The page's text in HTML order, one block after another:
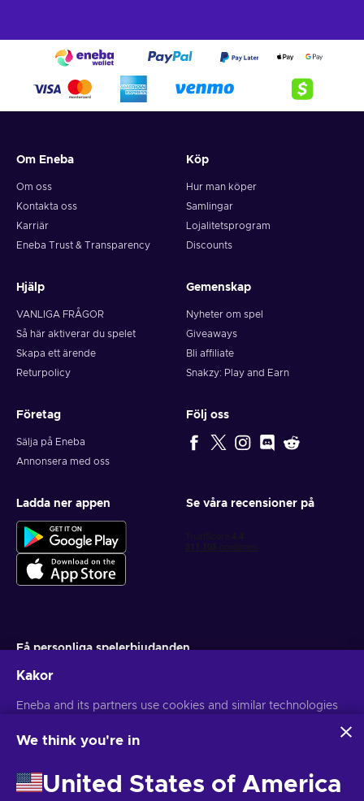
Om Eneba
Om oss
Kontakta oss
Karriär
Eneba Trust & Transparency
Köp
Hur man köper
Samlingar
Lojalitetsprogram
Discounts
Hjälp
VANLIGA FRÅGOR
Så här aktiverar du spelet
Skapa ett ärende
Returpolicy
Gemenskap
Nyheter om spel
Giveaways
Bli affiliate
Snakzy: Play and Earn
Företag
Sälja på Eneba
Annonsera med oss
Följ oss
Ladda ner appen Se våra recensioner på
Få personliga spelerbjudanden
Du kan när som helst avsluta din prenumeration. Besök
Kakor
Eneba and its partners use cookies and similar technologies
website. We use this information to enhance content,
may also be used for ads personalization.
By clicking 'Accept all', you consent to the use of these
We think you're in
United States of America